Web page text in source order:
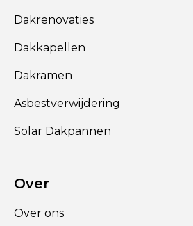
Dakrenovaties
Dakkapellen
Dakramen
Asbestverwijdering
Solar Dakpannen
Over
Over ons